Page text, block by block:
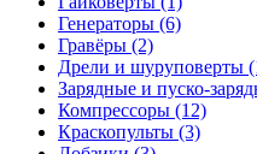
Генераторы (6)
Гравёры (2)
Дрели и шуруповерты
Зарядные и пуско-
Компрессоры (12)
Краскопульты (3)